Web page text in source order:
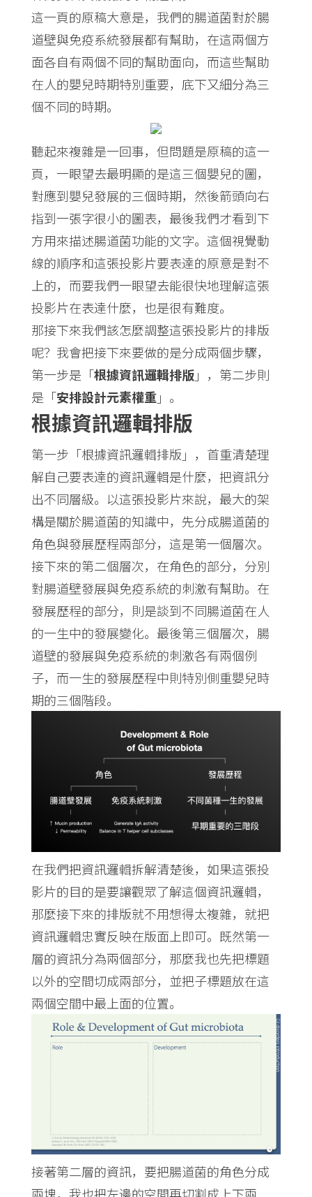
這一頁的原稿大意是，我們的腸道菌對於腸
道壁與免疫系統發展都有幫助，在這兩個方
面各自有兩個不同的幫助面向，而這些幫助
在人的嬰兒時期特別重要，底下又細分為三
個不同的時期。
聽起來複雜是一回事，但問題是原稿的這一
頁，一眼望去最明顯的是這三個嬰兒的圖，
對應到嬰兒發展的三個時期，然後箭頭向右
指到一張字很小的圖表，最後我們才看到下
方用來描述腸道菌功能的文字。這個視覺動
線的順序和這張投影片要表達的原意是對不
上的，而要我們一眼望去能很快地理解這張
投影片在表達什麼，也是很有難度。
那接下來我們該怎麼調整這張投影片的排版
呢？我會把接下來要做的是分成兩個步驟，
第一步是「根據資訊邏輯排版」，第二步則
是「安排設計元素權重」。
根據資訊邏輯排版
第一步「根據資訊邏輯排版」，首重清楚理
解自己要表達的資訊邏輯是什麼，把資訊分
出不同層級。以這張投影片來說，最大的架
構是關於腸道菌的知識中，先分成腸道菌的
角色與發展歷程兩部分，這是第一個層次。
接下來的第二個層次，在角色的部分，分別
對腸道壁發展與免疫系統的刺激有幫助。在
發展歷程的部分，則是談到不同腸道菌在人
的一生中的發展變化。最後第三個層次，腸
道壁的發展與免疫系統的刺激各有兩個例
子，而一生的發展歷程中則特別側重嬰兒時
期的三個階段。
在我們把資訊邏輯拆解清楚後，如果這張投
影片的目的是要讓觀眾了解這個資訊邏輯，
那麼接下來的排版就不用想得太複雜，就把
資訊邏輯忠實反映在版面上即可。既然第一
層的資訊分為兩個部分，那麼我也先把標題
以外的空間切成兩部分，並把子標題放在這
兩個空間中最上面的位置。
接著第二層的資訊，要把腸道菌的角色分成